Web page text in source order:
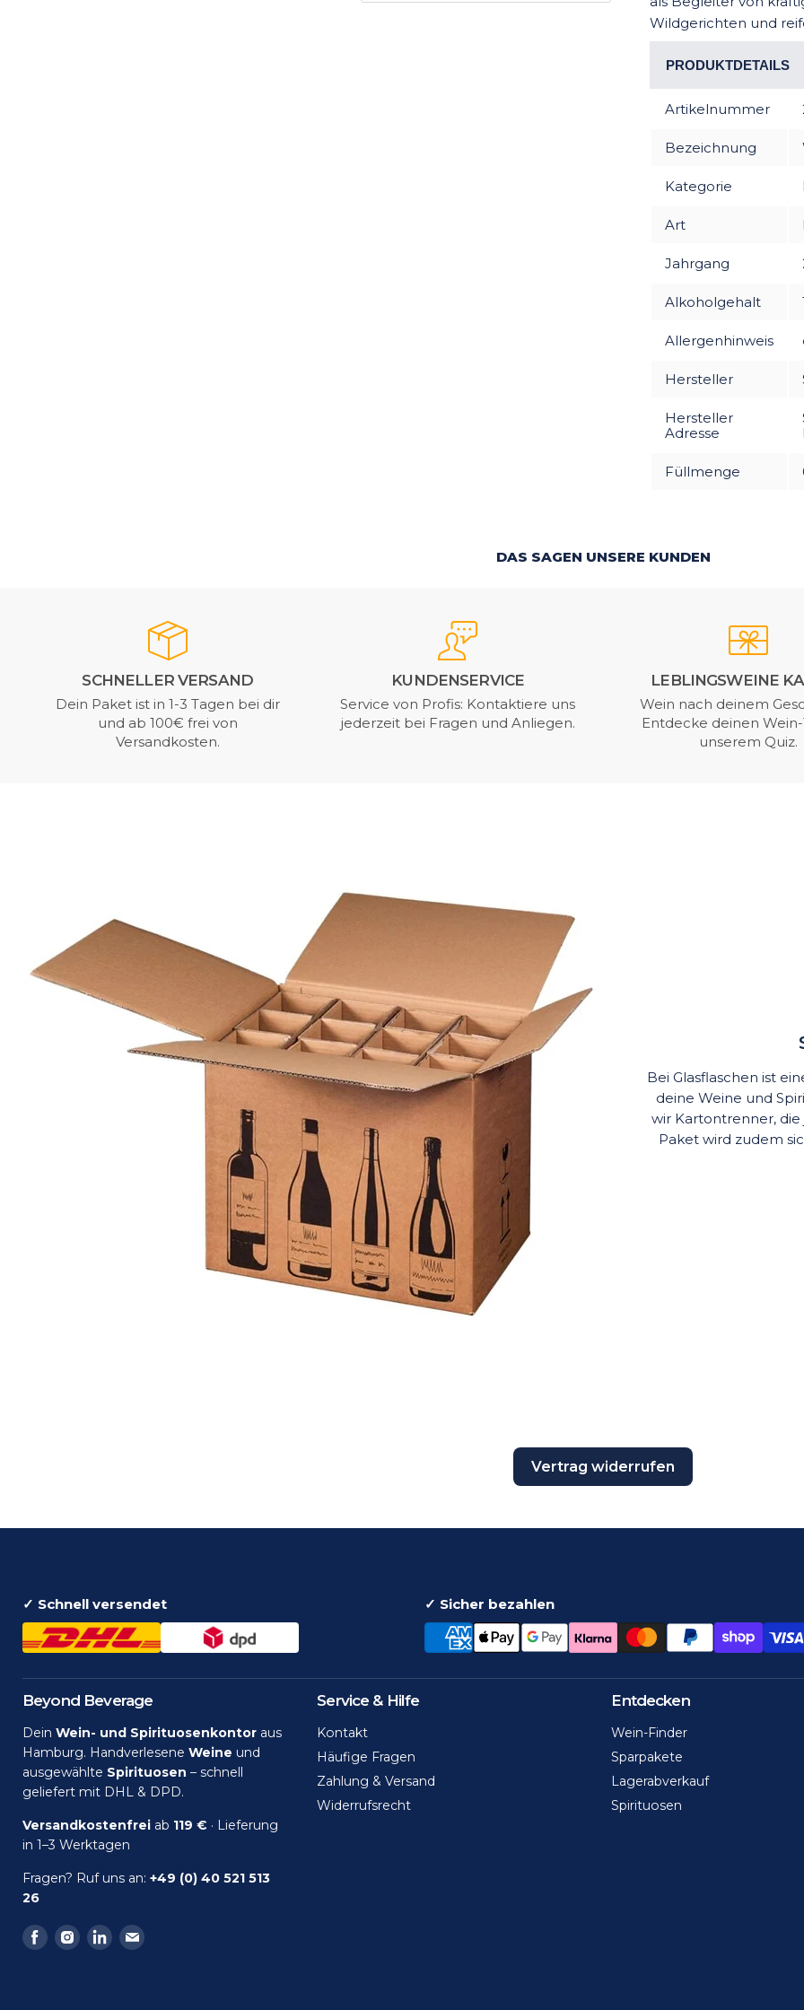
Wildgerichten und
PRODUKTDETAILS
Artikelnummer
Bezeichnung
Kategorie
Art
Jahrgang
Alkoholgehalt
Allergenhinweis
Hersteller
Hersteller
Adresse
Füllmenge
DAS SAGEN UNSERE KUNDEN
SCHNELLER VERSAND
Dein Paket ist in 1-3 Tagen bei dir
und ab 100€ frei von
Versandkosten.
KUNDENSERVICE
Service von Profis: Kontaktiere uns
jederzeit bei Fragen und Anliegen.
LEBLINGSWEINE
Wein nach deinem
Entdecke deinen
unserem Quiz.
Bei Glasflaschen ist
deine Weine und
wir Kartontrenner,
Paket wird zudem
Vertrag widerrufen
✓ Schnell versendet ✓ Sicher bezahlen
Beyond Beverage
Dein Wein- und Spirituosenkontor aus
Hamburg. Handverlesene Weine und
ausgewählte Spirituosen – schnell
geliefert mit DHL & DPD.
Versandkostenfrei ab 119 € · Lieferung
in 1–3 Werktagen
Fragen? Ruf uns an: +49 (0) 40 521 513
26
Finden
Sie
Finden
Sie
Finden
Sie
Finden
Service & Hilfe
Kontakt
Häufige Fragen
Zahlung & Versand
Widerrufsrecht
Entdecken
Wein-Finder
Sparpakete
Lagerabverkauf
Spirituosen